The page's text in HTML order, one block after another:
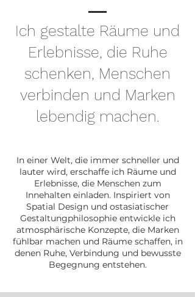
Ich gestalte Räume und
Erlebnisse, die Ruhe
schenken, Menschen
verbinden und Marken
lebendig machen.
In einer Welt, die immer schneller und
lauter wird, erschaffe ich Räume und
Erlebnisse, die Menschen zum
Innehalten einladen. Inspiriert von
Spatial Design und ostasiatischer
Gestaltungphilosophie entwickle ich
atmosphärische Konzepte, die Marken
fühlbar machen und Räume schaffen, in
denen Ruhe, Verbindung und bewusste
Begegnung entstehen.